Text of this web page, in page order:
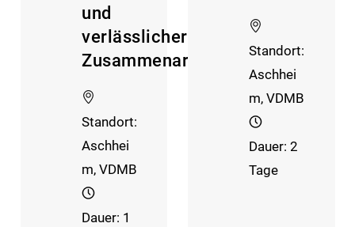
und
verlässlicher
Zusammenarbeit
Standort:
Aschhei
m, VDMB
Dauer: 1
Standort:
Aschhei
m, VDMB
Dauer: 2
Tage